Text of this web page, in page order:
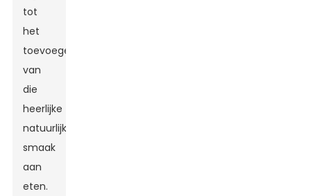
tot
het
toevoegen
van
die
heerlijke
natuurlijke
smaak
aan
eten.